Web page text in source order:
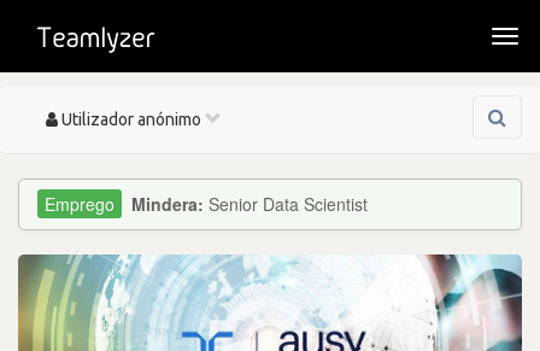
Toggle
Utilizador anónimo
Mindera: Senior Data Scientist